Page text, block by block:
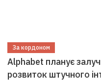
За кордоном
Alphabet планує
розвиток штучного